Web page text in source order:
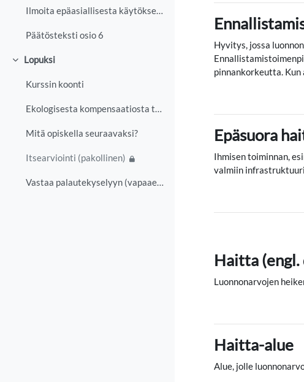
Ilmoita epäasiallisesta käytöksestä
Päätösteksti osio 6
Tiivistä
Lopuksi
Kurssin koonti
Ekologisesta kompensaatiosta takaisin isoon kuvaan
Mitä opiskella seuraavaksi?
Itsearviointi (pakollinen)
Vastaa palautekyselyyn (vapaaehtoinen)
Hyvitys, jossa
pinnankorkeutta. Kun
Epäsuora
Ihmisen toiminnan,
valmiin
Haitta (engl.
Luonnonarvojen
Haitta-alue
Alue, jolle